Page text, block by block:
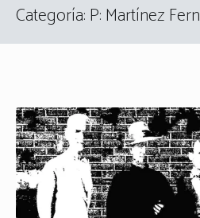
Categoría:P: Martínez